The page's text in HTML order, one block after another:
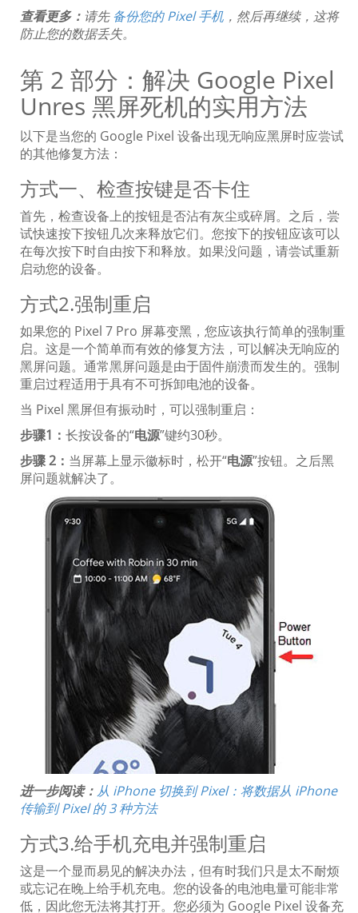
查看更多： 请先备份您的 Pixel 手机 ，然后再继续，这将
防止您的数据丢失。
第 2 部分：解决 Google Pixel
Unres 黑屏死机的实用方法
以下是当您的 Google Pixel 设备出现无响应黑屏时应尝试
的其他修复方法：
方式一、检查按键是否卡住
首先，检查设备上的按钮是否沾有灰尘或碎屑。之后，尝
试快速按下按钮几次来释放它们。您按下的按钮应该可以
在每次按下时自由按下和释放。如果没问题，请尝试重新
启动您的设备。
方式2.强制重启
如果您的 Pixel 7 Pro 屏幕变黑，您应该执行简单的强制重
启。这是一个简单而有效的修复方法，可以解决无响应的
黑屏问题。通常黑屏问题是由于固件崩溃而发生的。强制
重启过程适用于具有不可拆卸电池的设备。
当 Pixel 黑屏但有振动时，可以强制重启：
步骤1： 长按设备的“电源”键约30秒。
步骤 2： 当屏幕上显示徽标时，松开“电源”按钮。之后黑
屏问题就解决了。
进一步阅读： 从 iPhone 切换到 Pixel：将数据从 iPhone
传输到 Pixel 的 3 种方法
方式3.给手机充电并强制重启
这是一个显而易见的解决办法，但有时我们只是太不耐烦
或忘记在晚上给手机充电。您的设备的电池电量可能非常
低，因此您无法将其打开。您必须为 Google Pixel 设备充